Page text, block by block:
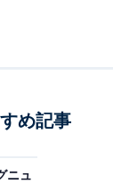
め記事
ニュ